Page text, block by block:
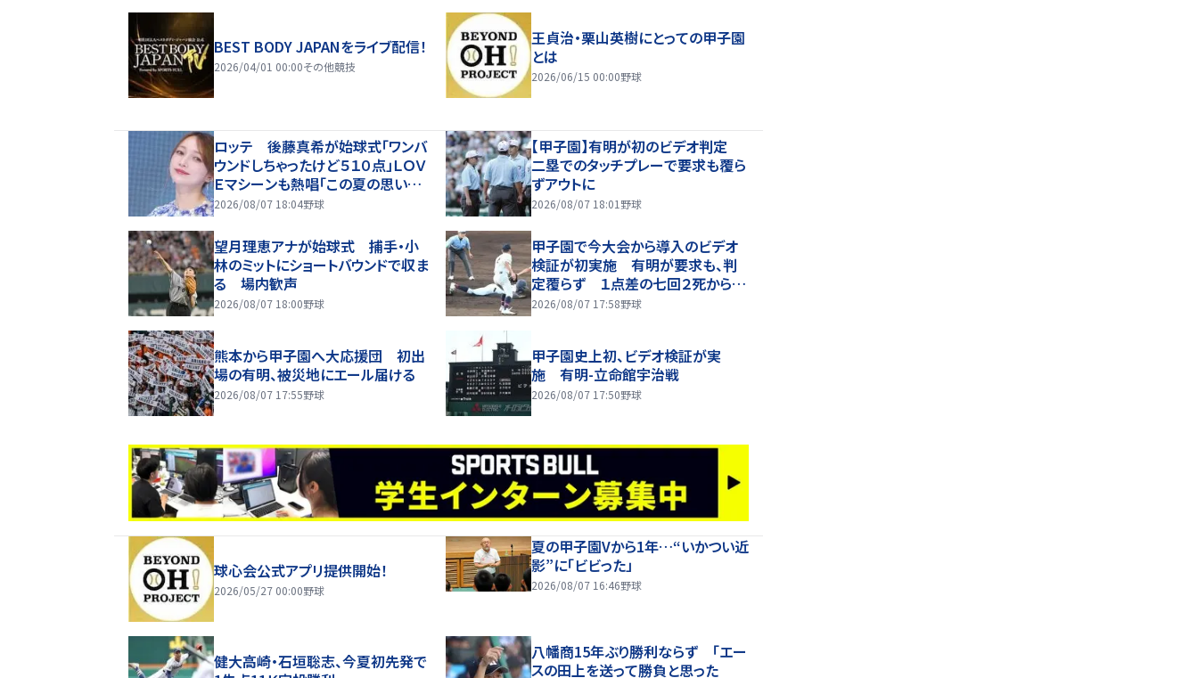
BEST BODY JAPANをライブ配信！
2026/04/01 00:00その他競技
王貞治・栗山英樹にとっての甲子園
とは
2026/06/15 00:00野球
ロッテ 後藤真希が始球式「ワンバ
ウンドしちゃったけど５１０点」ＬＯＶ
Ｅマシーンも熱唱「この夏の思い出
になった」
2026/08/07 18:04野球
【甲子園】有明が初のビデオ判定
二塁でのタッチプレーで要求も覆ら
ずアウトに
2026/08/07 18:01 野球
望月理恵アナが始球式 捕手・小
林のミットにショートバウンドで収ま
る 場内歓声
2026/08/07 18:00野球
甲子園で今大会から導入のビデオ
検証が初実施 有明が要求も、判
定覆らず １点差の七回２死から二
盗も判定アウト
2026/08/07 17:58野球
熊本から甲子園へ大応援団 初出
場の有明、被災地にエール届ける
2026/08/07 17:55野球
甲子園史上初、ビデオ検証が実
施 有明-立命館宇治戦
2026/08/07 17:50野球
球心会公式アプリ提供開始！
2026/05/27 00:00野球
夏の甲子園Vから1年…“いかつい近
影”に「ビビった」
2026/08/07 16:46野球
健大高崎・石垣聡志、今夏初先発で
八幡商15年ぶり勝利ならず 「エー
スの田上を送って勝負と思った